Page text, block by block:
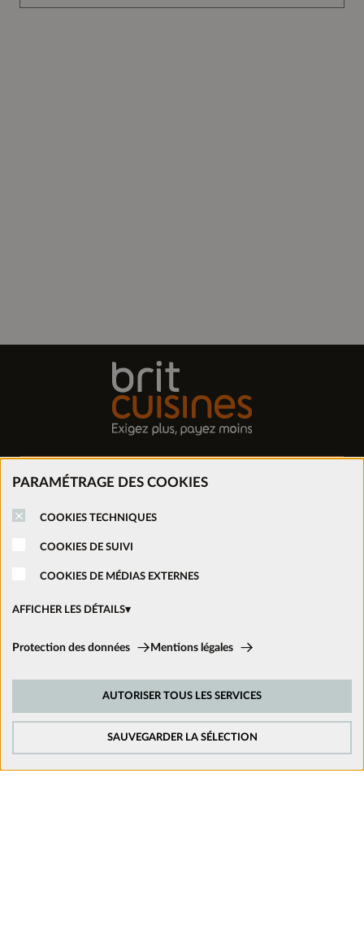
PARAMÉTRAGE DES COOKIES
COOKIES TECHNIQUES
COOKIES DE SUIVI
COOKIES DE MÉDIAS EXTERNES
AFFICHER LES DÉTAILS
Cookies techniques:
Afin d’améliorer constamment notre site web, nous analysons le
comportement de nos visiteurs. Pour cela, nous utilisons des cookies de
Protection des données Mentions légales
SAUVEGARDER LA SÉLECTION
AUTORISER TOUS LES SERVICES
Prendre rendez-vous
Ouvrir un magasin